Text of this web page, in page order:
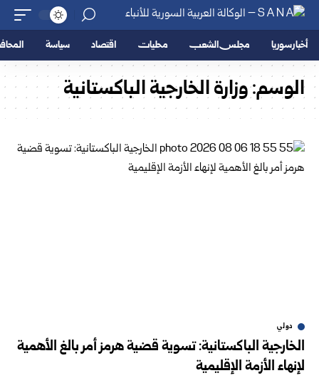
أخبار سوريا مجلس الشعب محليات اقتصاد سياسة
الوسم:وزارة الخارجية الباكستانية
دولي
الخارجية الباكستانية: تسوية قضية هرمز أمر بالغ الأهمية
لإنهاء الأزمة الإقليمية